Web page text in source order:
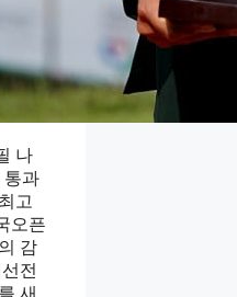
나
통과
고
오픈
감
전
새